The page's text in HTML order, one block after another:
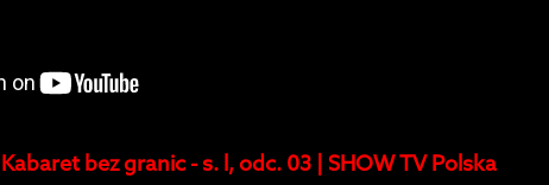
Kabaret bez granic - s. l, odc. 03 | SHOW TV Polska